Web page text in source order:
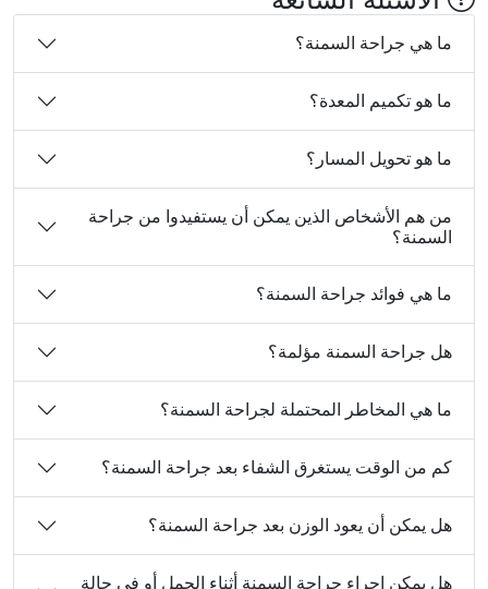
ما هي جراحة السمنة؟
ما هو تكميم المعدة؟
ما هو تحويل المسار؟
من هم الأشخاص الذين يمكن أن يستفيدوا من جراحة
السمنة؟
ما هي فوائد جراحة السمنة؟
هل جراحة السمنة مؤلمة؟
ما هي المخاطر المحتملة لجراحة السمنة؟
كم من الوقت يستغرق الشفاء بعد جراحة السمنة؟
هل يمكن أن يعود الوزن بعد جراحة السمنة؟
هل يمكن إجراء جراحة السمنة أثناء الحمل أو في حالة